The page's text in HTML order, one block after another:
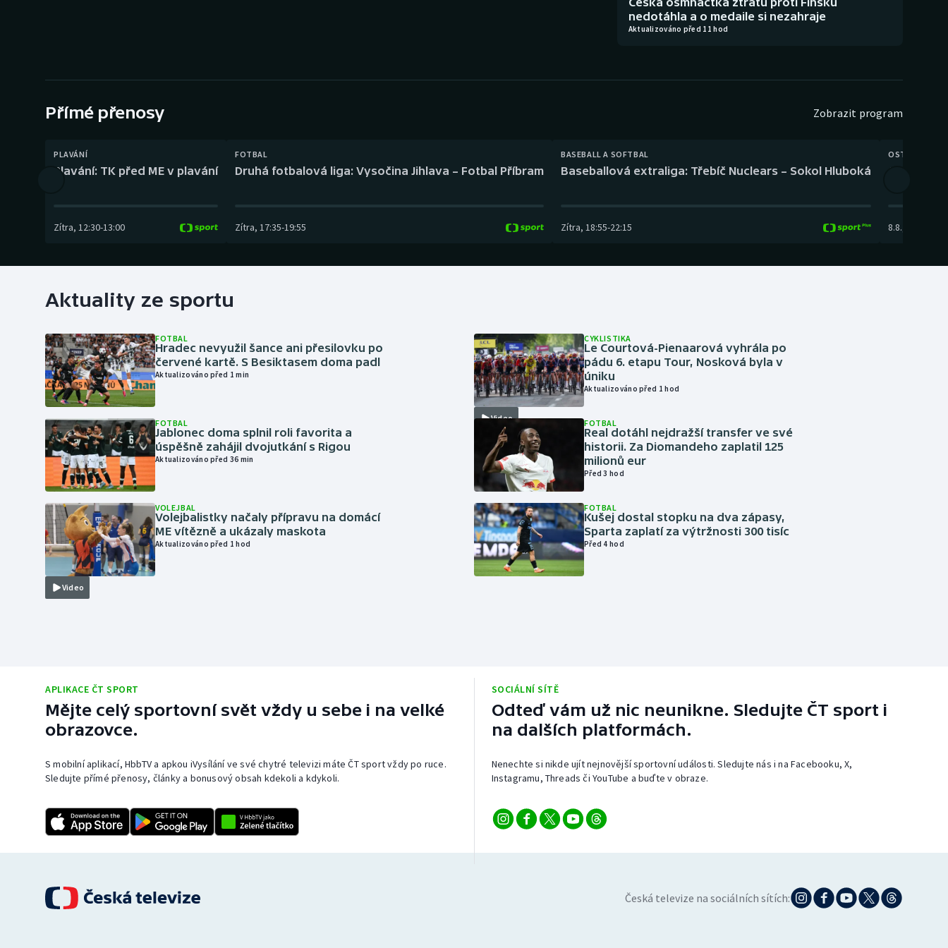
Gymnastika Plážový volejbal
nedotáhla a o medaile si nezahraje
Aktualizováno před 11 hod
Přímé přenosy Zobrazit program
PLAVÁNÍ
Plavání: TK před ME v plavání
Zítra, 12:30-13:00
FOTBAL
Druhá fotbalová liga: Vysočina Jihlava – Fotbal Příbram
Zítra, 17:35-19:55
BASEBALL A SOFTBAL
Baseballová extraliga: Třebíč Nuclears – Sokol Hluboká
Zítra, 18:55-22:15
OSTATNÍ
8.8.
Aktuality ze sportu
FOTBAL
Hradec nevyužil šance ani přesilovku po
červené kartě. S Besiktasem doma padl
Aktualizováno před 1 min
FOTBAL
Jablonec doma splnil roli favorita a
úspěšně zahájil dvojutkání s Rigou
Aktualizováno před 36 min
Video
VOLEJBAL
Volejbalistky načaly přípravu na domácí
ME vítězně a ukázaly maskota
Aktualizováno před 1 hod
Video
CYKLISTIKA
Le Courtová-Pienaarová vyhrála po
pádu 6. etapu Tour, Nosková byla v
úniku
Aktualizováno před 1 hod
FOTBAL
Real dotáhl nejdražší transfer ve své
historii. Za Diomandeho zaplatil 125
milionů eur
Před 3 hod
FOTBAL
Kušej dostal stopku na dva zápasy,
Sparta zaplatí za výtržnosti 300 tisíc
Před 4 hod
APLIKACE ČT SPORT
Mějte celý sportovní svět vždy u sebe i na velké
obrazovce.
S mobilní aplikací, HbbTV a apkou iVysílání ve své chytré televizi máte ČT sport vždy po ruce.
Sledujte přímé přenosy, články a bonusový obsah kdekoli a kdykoli.
SOCIÁLNÍ SÍTĚ
Odteď vám už nic neunikne. Sledujte ČT sport i
na dalších platformách.
Nenechte si nikde ujít nejnovější sportovní události. Sledujte nás i na Facebooku, X,
Instagramu, Threads či YouTube a buďte v obraze.
Česká televize na sociálních sítích: